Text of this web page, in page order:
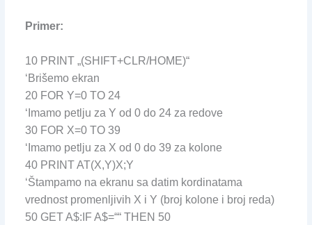
Primer:
10 PRINT „(SHIFT+CLR/HOME)“
‘Brišemo ekran
20 FOR Y=0 TO 24
‘Imamo petlju za Y od 0 do 24 za redove
30 FOR X=0 TO 39
‘Imamo petlju za X od 0 do 39 za kolone
40 PRINT AT(X,Y)X;Y
‘Štampamo na ekranu sa datim kordinatama
vrednost promenljivih X i Y (broj kolone i broj reda)
50 GET A$:IF A$=““ THEN 50